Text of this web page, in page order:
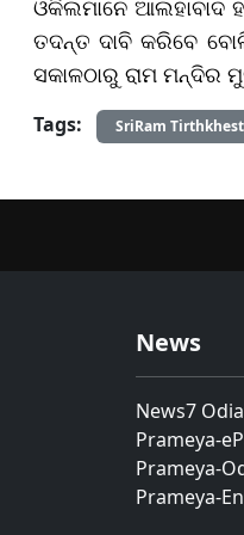
ଓକିଲମାନେ ଆଲହାବାଦ
ତଦନ୍ତ ଦାବି କରିବେ
ସକାଳଠାରୁ ରାମ
Tags: SriRam
News
News7 Odia
Prameya-
Prameya-
Prameya-